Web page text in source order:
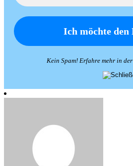
Kein Spam! Erfahre mehr in der